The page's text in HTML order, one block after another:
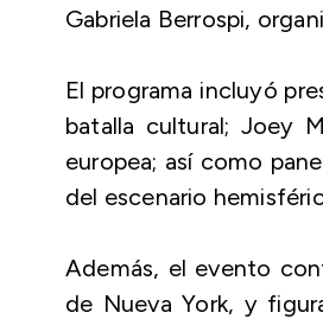
Gabriela Berrospi,
El programa incluyó
batalla cultural; Joey
europea; así como
del escenario
Además, el evento
de Nueva York, y